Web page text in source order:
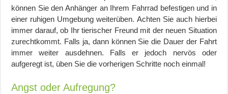
können Sie den Anhänger an Ihrem Fahrrad befestigen und in
einer ruhigen Umgebung weiterüben. Achten Sie auch hierbei
immer darauf, ob Ihr tierischer Freund mit der neuen Situation
zurechtkommt. Falls ja, dann können Sie die Dauer der Fahrt
immer weiter ausdehnen. Falls er jedoch nervös oder
aufgeregt ist, üben Sie die vorherigen Schritte noch einmal!
Angst oder Aufregung?